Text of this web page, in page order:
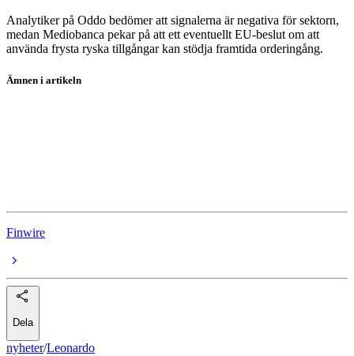
Analytiker på Oddo bedömer att signalerna är negativa för sektorn,
medan Mediobanca pekar på att ett eventuellt EU-beslut om att
använda frysta ryska tillgångar kan stödja framtida orderingång.
Ämnen i artikeln
Finwire
Dela
nyheter/Leonardo